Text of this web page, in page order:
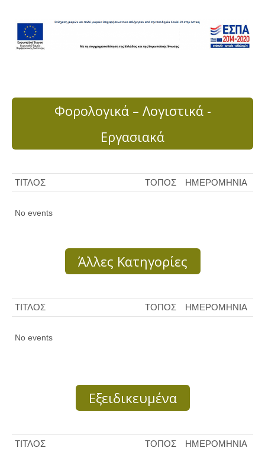
Φορολογικά – Λογιστικά -
Εργασιακά
ΤΙΤΛΟΣ ΤΟΠΟΣ ΗΜΕΡΟΜΗΝΙΑ
No events
Άλλες Κατηγορίες
ΤΙΤΛΟΣ ΤΟΠΟΣ ΗΜΕΡΟΜΗΝΙΑ
No events
Εξειδικευμένα
ΤΙΤΛΟΣ ΤΟΠΟΣ ΗΜΕΡΟΜΗΝΙΑ